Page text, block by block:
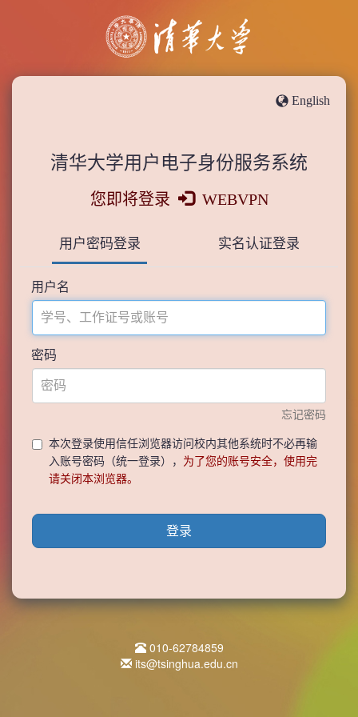
English
清华大学用户电子身份服务系统
您即将登录 WEBVPN
用户密码登录 实名认证登录
用户名
密码
忘记密码
本次登录使用信任浏览器访问校内其他系统时不必再输
入账号密码（统一登录）， 为了您的账号安全，使用完
请关闭本浏览器。
登录
010-62784859
its@tsinghua.edu.cn